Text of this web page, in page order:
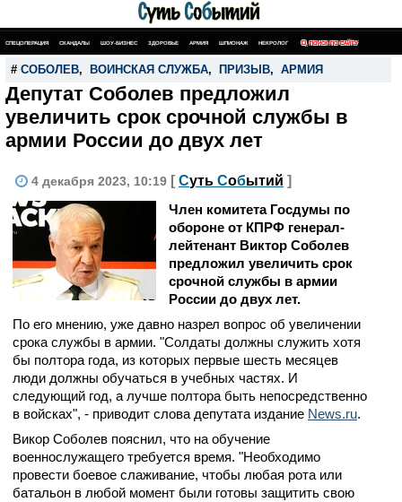
СПЕЦОПЕРАЦИЯ СКАНДАЛЫ ШОУ-БИЗНЕС ЗДОРОВЬЕ АРМИЯ ШПИОНАЖ НЕКРОЛОГ ПОИСК ПО САЙТУ
# СОБОЛЕВ, ВОИНСКАЯ СЛУЖБА, ПРИЗЫВ, АРМИЯ
Депутат Соболев предложил
увеличить срок срочной службы в
армии России до двух лет
4 декабря 2023, 10:19 [ Суть Событий ]
Член комитета Госдумы по
обороне от КПРФ генерал-
лейтенант Виктор Соболев
предложил увеличить срок
срочной службы в армии
России до двух лет.
По его мнению, уже давно назрел вопрос об увеличении
срока службы в армии. "Солдаты должны служить хотя
бы полтора года, из которых первые шесть месяцев
люди должны обучаться в учебных частях. И
следующий год, а лучше полтора быть непосредственно
в войсках", - приводит слова депутата издание News.ru.
Викор Соболев пояснил, что на обучение
военнослужащего требуется время. "Необходимо
провести боевое слаживание, чтобы любая рота или
батальон в любой момент были готовы защитить свою